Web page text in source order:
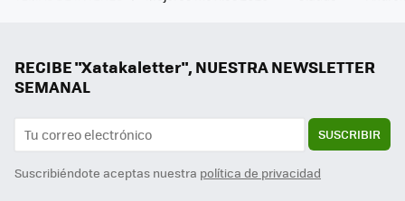
RECIBE "Xatakaletter", NUESTRA NEWSLETTER
SEMANAL
SUSCRIBIR
Suscribiéndote aceptas nuestra política de privacidad